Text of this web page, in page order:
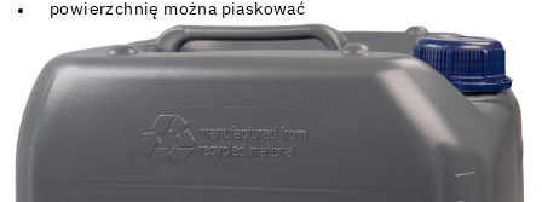
powierzchnię można piaskować